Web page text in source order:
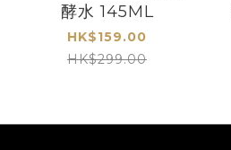
酵水 145ML
HK$159.00
HK$299.00